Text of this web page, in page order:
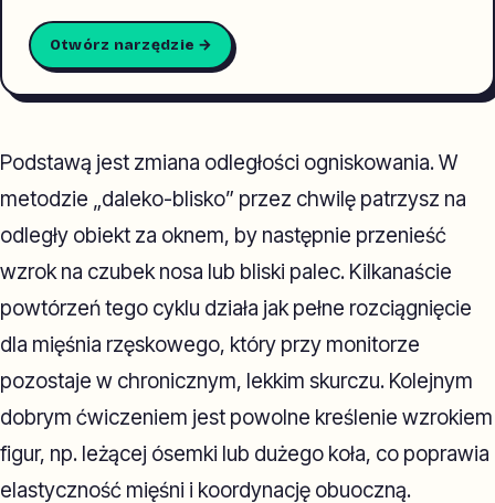
Otwórz narzędzie →
Podstawą jest zmiana odległości ogniskowania. W
metodzie „daleko-blisko” przez chwilę patrzysz na
odległy obiekt za oknem, by następnie przenieść
wzrok na czubek nosa lub bliski palec. Kilkanaście
powtórzeń tego cyklu działa jak pełne rozciągnięcie
dla mięśnia rzęskowego, który przy monitorze
pozostaje w chronicznym, lekkim skurczu. Kolejnym
dobrym ćwiczeniem jest powolne kreślenie wzrokiem
figur, np. leżącej ósemki lub dużego koła, co poprawia
elastyczność mięśni i koordynację obuoczną.